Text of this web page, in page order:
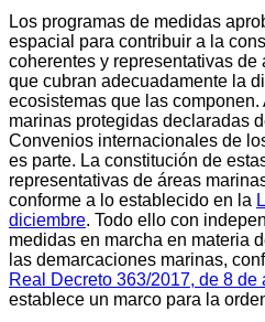
Los programas de medidas
espacial para contribuir a la
coherentes y representativas
que cubran adecuadamente la
ecosistemas que las
marinas protegidas declaradas
Convenios internacionales de
es parte. La constitución de
representativas de áreas
conforme a lo establecido en la
diciembre. Todo ello con
medidas en marcha en materia
las demarcaciones marinas,
Real Decreto 363/2017, de 8 de
establece un marco para la